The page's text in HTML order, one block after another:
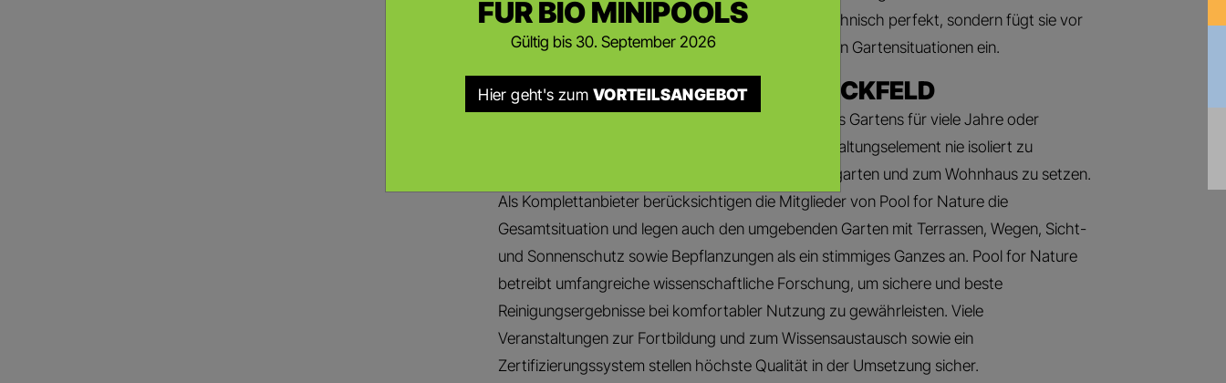
FÜR BIO MINIPOOLS
Gültig bis 30. September 2026
Hier geht's zum VORTEILSANGEBOT
Gartengestalter und baut die Anlagen nicht nur technisch perfekt, sondern fügt sie vor
allem auch gestalterisch exzellent in die individuellen Gartensituationen ein.
GESAMTGESTALTUNG IM BLICKFELD
Biopools und Schwimmteiche prägen das Bild eines Gartens für viele Jahre oder
Jahrzehnte. Allein daher sind sie als zentrales Gestaltungselement nie isoliert zu
betrachten, sondern immer in Bezug zum Gesamtgarten und zum Wohnhaus zu setzen.
Als Komplettanbieter berücksichtigen die Mitglieder von Pool for Nature die
Gesamtsituation und legen auch den umgebenden Garten mit Terrassen, Wegen, Sicht-
und Sonnenschutz sowie Bepflanzungen als ein stimmiges Ganzes an. Pool for Nature
betreibt umfangreiche wissenschaftliche Forschung, um sichere und beste
Reinigungsergebnisse bei komfortabler Nutzung zu gewährleisten. Viele
Veranstaltungen zur Fortbildung und zum Wissensaustausch sowie ein
Zertifizierungssystem stellen höchste Qualität in der Umsetzung sicher.